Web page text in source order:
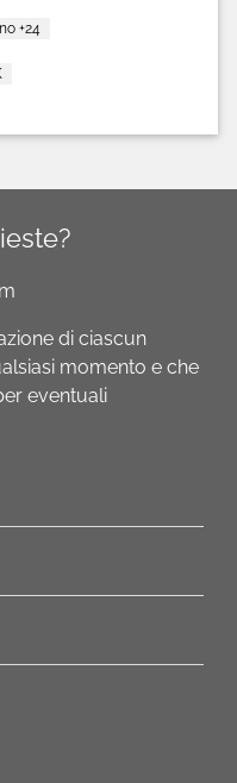
+24
di ciascun
momento e che
eventuali